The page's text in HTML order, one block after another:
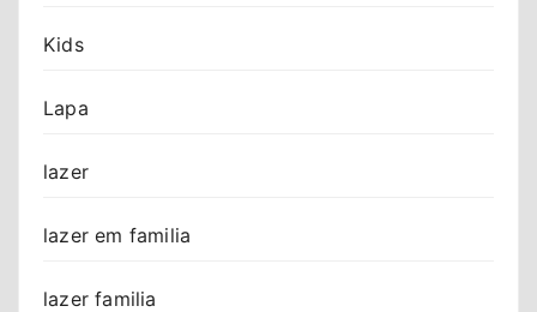
Kids
Lapa
lazer
lazer em familia
lazer familia